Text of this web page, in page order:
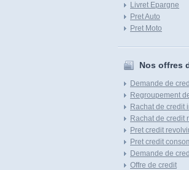
Livret Epargne
Pret Auto
Pret Moto
Nos offres
Demande de
Regroupement
Rachat de credit
Rachat de credit
Pret credit
Pret credit
Demande de
Offre de credit